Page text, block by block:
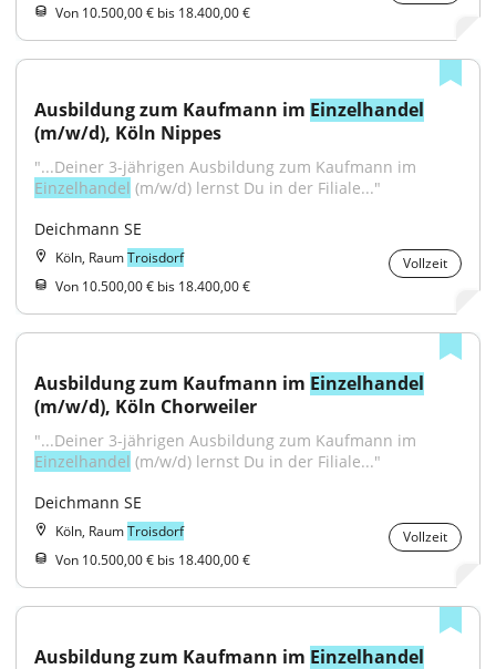
Von 10.500,00 € bis 18.400,00 €
Ausbildung zum Kaufmann im Einzelhandel
(m/w/d), Köln Nippes
Einzelhandel (m/w/d) lernst Du in der Filiale..."
Deichmann SE
Köln, RaumTroisdorf
Vollzeit
Von 10.500,00 € bis 18.400,00 €
Ausbildung zum Kaufmann im Einzelhandel
(m/w/d), Köln Chorweiler
Einzelhandel (m/w/d) lernst Du in der Filiale..."
Deichmann SE
Köln, RaumTroisdorf
Vollzeit
Von 10.500,00 € bis 18.400,00 €
Ausbildung zum Kaufmann im Einzelhandel